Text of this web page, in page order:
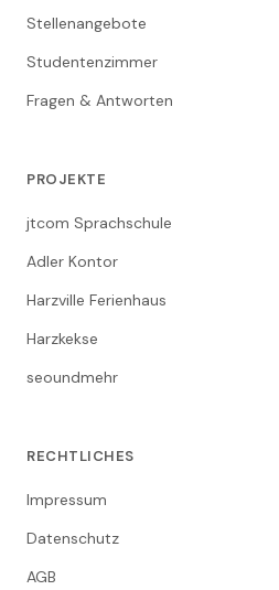
Stellenangebote
Studentenzimmer
Fragen & Antworten
PROJEKTE
jtcom Sprachschule
Adler Kontor
Harzville Ferienhaus
Harzkekse
seoundmehr
RECHTLICHES
Impressum
Datenschutz
AGB